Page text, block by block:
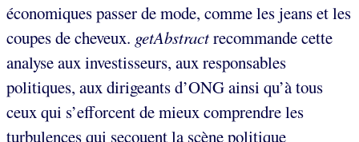
économiques passer de mode, comme les jeans et les
coupes de cheveux. getAbstractrecommande cette
analyse aux investisseurs, aux responsables
politiques, aux dirigeants d’ONG ainsi qu’à tous
ceux qui s’efforcent de mieux comprendre les
turbulences qui secouent la scène politique